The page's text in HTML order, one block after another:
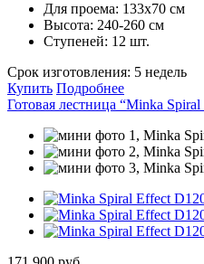
Для проема: 133х70 см
Высота: 240-260 см
Ступеней: 12 шт.
Срок изготовления: 5 недель
Купить Подробнее
Готовая лестница “Minka